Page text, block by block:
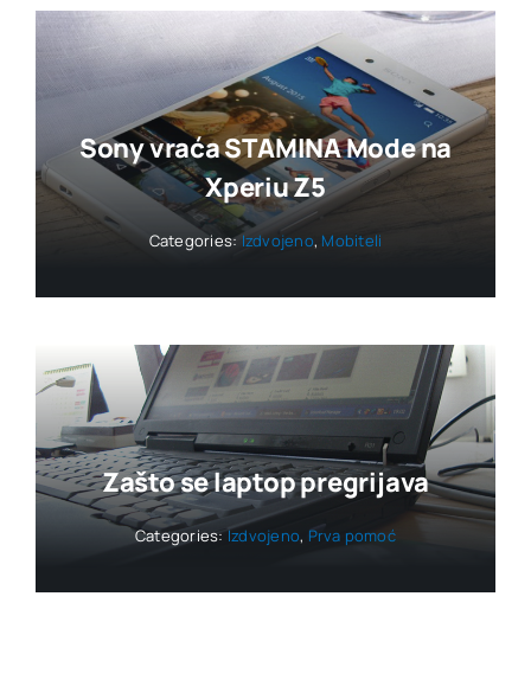
Sony vraća STAMINA Mode na
Xperiu Z5
Categories:Izdvojeno, Mobiteli
Zašto se laptop pregrijava
Categories:Izdvojeno, Prva pomoć